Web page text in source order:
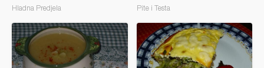
Hladna Predjela Pite i Testa